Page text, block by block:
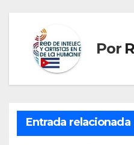
Por
Entrada relacionada